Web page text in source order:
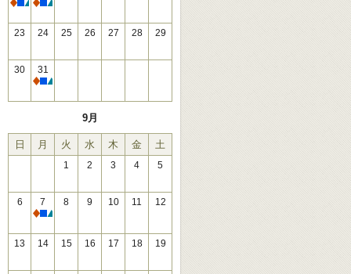
休館 休館
23 24 25 26 27 28 29
30
31
休館
9月
日 月 火 水 木 金 土
1 2 3 4 5
6
7
休館
8 9 10 11 12
13 14 15 16 17 18 19